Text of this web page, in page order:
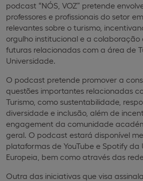
podcast “NÓS, VOZ” pretende
professores e profissionais do setor
relevantes sobre o turismo,
orgulho institucional e a colaboração
futuras relacionadas com a área de
Universidade.
O podcast pretende promover a
questões importantes relacionadas
Turismo, como sustentabilidade,
diversidade e inclusão, além de
engagement da comunidade
geral. O podcast estará disponível
plataformas de YouTube e Spotify da
Europeia, bem como através das
Outra das iniciativas que visa